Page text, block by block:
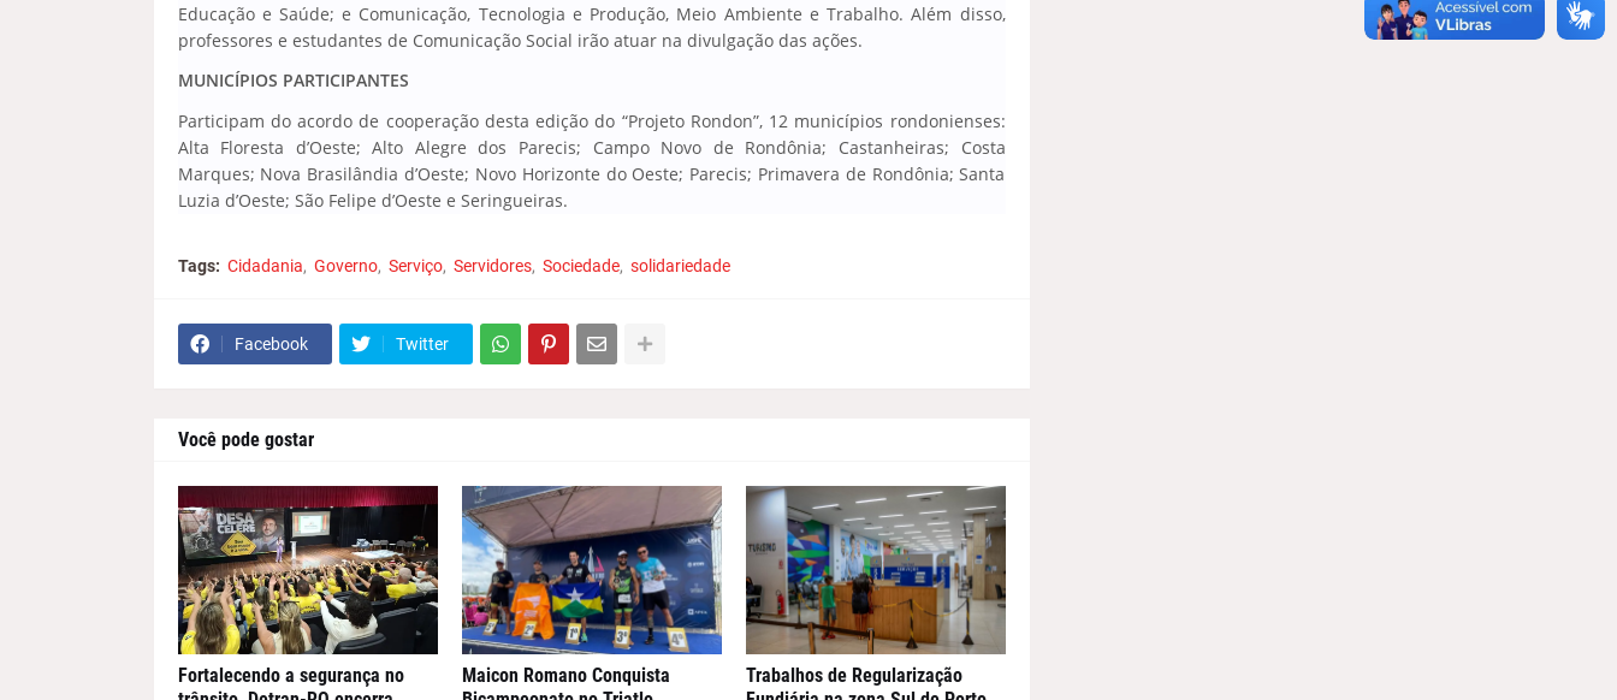
Educação e Saúde; e Comunicação, Tecnologia e Produção, Meio Ambiente e Trabalho. Além disso,
professores e estudantes de Comunicação Social irão atuar na divulgação das ações.
MUNICÍPIOS PARTICIPANTES
Participam do acordo de cooperação desta edição do “Projeto Rondon”, 12 municípios rondonienses:
Alta Floresta d’Oeste; Alto Alegre dos Parecis; Campo Novo de Rondônia; Castanheiras; Costa
Marques; Nova Brasilândia d’Oeste; Novo Horizonte do Oeste; Parecis; Primavera de Rondônia; Santa
Luzia d’Oeste; São Felipe d’Oeste e Seringueiras.
Tags: Cidadania Governo Serviço Servidores Sociedade solidariedade
Facebook Twitter
Você pode gostar
Fortalecendo a segurança no
Maicon Romano Conquista
Trabalhos de Regularização